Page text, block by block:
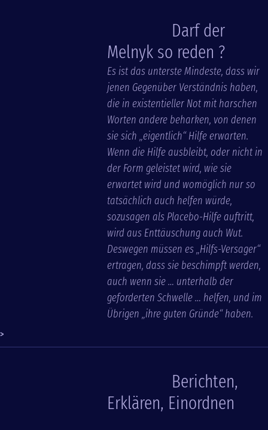
Darf der
Melnyk so reden ?
Es ist das unterste Mindeste, dass wir
jenen Gegenüber Verständnis haben,
die in existentieller Not mit harschen
Worten andere beharken, von denen
sie sich „eigentlich“ Hilfe erwarten.
Wenn die Hilfe ausbleibt, oder nicht in
der Form geleistet wird, wie sie
erwartet wird und womöglich nur so
tatsächlich auch helfen würde,
sozusagen als Placebo-Hilfe auftritt,
wird aus Enttäuschung auch Wut.
Deswegen müssen es „Hilfs-Versager“
ertragen, dass sie beschimpft werden,
auch wenn sie … unterhalb der
geforderten Schwelle … helfen, und im
Übrigen „ihre guten Gründe“ haben.
>
Berichten,
Erklären, Einordnen